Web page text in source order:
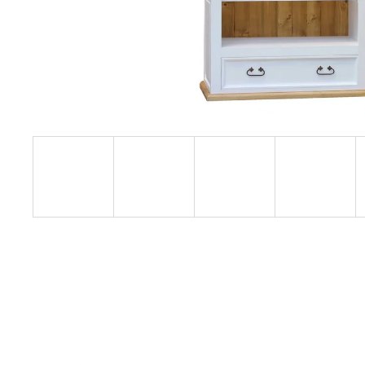
RUSTIKÁLNÍ ŽIDLE SWEET HOME SIL25